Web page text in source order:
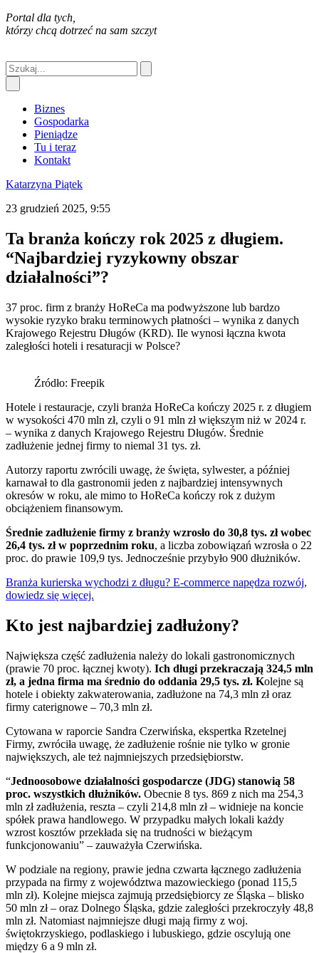
Portal dla tych,
którzy chcą dotrzeć na sam szczyt
Biznes
Gospodarka
Pieniądze
Tu i teraz
Kontakt
Katarzyna Piątek
23 grudzień 2025, 9:55
Ta branża kończy rok 2025 z długiem.
“Najbardziej ryzykowny obszar
działalności”?
37 proc. firm z branży HoReCa ma podwyższone lub bardzo
wysokie ryzyko braku terminowych płatności – wynika z danych
Krajowego Rejestru Długów (KRD). Ile wynosi łączna kwota
zaległości hoteli i resaturacji w Polsce?
Źródło: Freepik
Hotele i restauracje, czyli branża HoReCa kończy 2025 r. z długiem
w wysokości 470 mln zł, czyli o 91 mln zł większym niż w 2024 r.
– wynika z danych Krajowego Rejestru Długów. Średnie
zadłużenie jednej firmy to niemal 31 tys. zł.
Autorzy raportu zwrócili uwagę, że święta, sylwester, a później
karnawał to dla gastronomii jeden z najbardziej intensywnych
okresów w roku, ale mimo to HoReCa kończy rok z dużym
obciążeniem finansowym.
Średnie zadłużenie firmy z branży wzrosło do 30,8 tys. zł wobec
26,4 tys. zł w poprzednim roku, a liczba zobowiązań wzrosła o 22
proc. do prawie 109,9 tys. Jednocześnie przybyło 900 dłużników.
Branża kurierska wychodzi z długu? E-commerce napędza rozwój,
dowiedz się więcej.
Kto jest najbardziej zadłużony?
Największa część zadłużenia należy do lokali gastronomicznych
(prawie 70 proc. łącznej kwoty). Ich długi przekraczają 324,5 mln
zł, a jedna firma ma średnio do oddania 29,5 tys. zł. Kolejne są
hotele i obiekty zakwaterowania, zadłużone na 74,3 mln zł oraz
firmy caterignowe – 70,3 mln zł.
Cytowana w raporcie Sandra Czerwińska, ekspertka Rzetelnej
Firmy, zwróciła uwagę, że zadłużenie rośnie nie tylko w gronie
największych, ale też najmniejszych przedsiębiorstw.
“Jednoosobowe działalności gospodarcze (JDG) stanowią 58
proc. wszystkich dłużników. Obecnie 8 tys. 869 z nich ma 254,3
mln zł zadłużenia, reszta – czyli 214,8 mln zł – widnieje na koncie
spółek prawa handlowego. W przypadku małych lokali każdy
wzrost kosztów przekłada się na trudności w bieżącym
funkcjonowaniu” – zauważyła Czerwińska.
W podziale na regiony, prawie jedna czwarta łącznego zadłużenia
przypada na firmy z województwa mazowieckiego (ponad 115,5
mln zł). Kolejne miejsca zajmują przedsiębiorcy ze Śląska – blisko
50 mln zł – oraz Dolnego Śląska, gdzie zaległości przekroczyły 48,8
mln zł. Natomiast najmniejsze długi mają firmy z woj.
świętokrzyskiego, podlaskiego i lubuskiego, gdzie oscylują one
między 6 a 9 mln zł.